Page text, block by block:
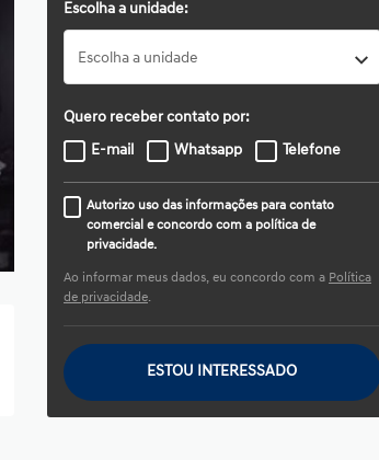
Escolha a unidade:
Escolha a unidade
Quero receber contato por:
E-mail
Whatsapp Telefone
Autorizo uso das informações para contato
comercial e concordo com a política de
privacidade.
Ao informar meus dados, eu concordo com a Política
de privacidade.
ESTOU INTERESSADO